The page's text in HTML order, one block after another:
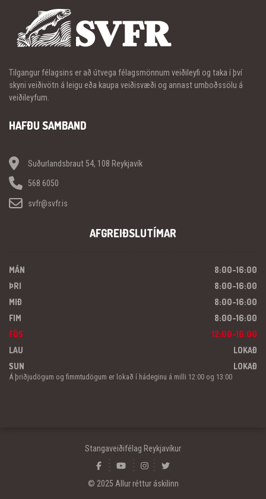
Tilgangur félagsins er að útvega félagsmönnum veiðileyfi og taka í því
skyni veiðivötn á leigu eða kaupa veiðisvæði og annast umboðssölu á
veiðileyfum.
HAFÐU SAMBAND
Suðurlandsbraut 54, 108 Reykjavík
568 6050
svfr@svfr.is
AFGREIÐSLUTÍMAR
MÁN
8:00-16:00
ÞRI
8:00-16:00
MIÐ
8:00-16:00
FIM
8:00-16:00
FÖS
12:00-16:00
LAU
LOKAÐ
SUN
LOKAÐ
Á þriðjudögum og fimmtudögum er lokað í hádeginu á milli 12:00 og 13:00
Stangaveiðifélag Reykjavíkur
© 2025 Allur réttur áskilinn